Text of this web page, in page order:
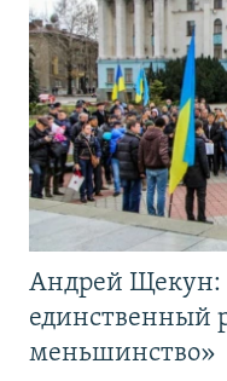
Андрей Щекун:
единственный
меньшинство»